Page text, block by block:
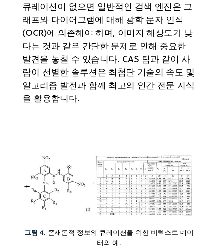
큐레이션이 없으면 일반적인 검색 엔진은 그
래프와 다이어그램에 대해 광학 문자 인식
(OCR)에 의존해야 하며, 이미지 해상도가 낮
다는 것과 같은 간단한 문제로 인해 중요한
발견을 놓칠 수 있습니다. CAS 팀과 같이 사
람이 선별한 솔루션은 최첨단 기술의 속도 및
알고리즘 발전과 함께 최고의 인간 전문 지식
을 활용합니다.
그림 4. 존재론적 정보의 큐레이션을 위한 비텍스트 데이
터의 예.